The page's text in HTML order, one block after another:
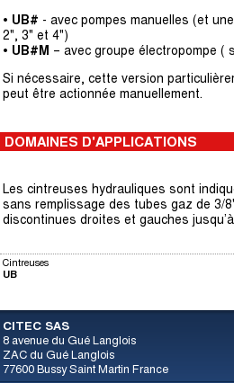
• UB# - avec pompes manuelles (et
2", 3" et 4")
• UB#M – avec groupe électropompe (
Si nécessaire, cette version
peut être actionnée manuellement.
DOMAINES D'APPLICATIONS
Les cintreuses hydrauliques sont
sans remplissage des tubes gaz de 3/
discontinues droites et gauches
Cintreuses
UB
CITEC SAS
8 avenue du Gué Langlois
ZAC du Gué Langlois
77600 Bussy Saint Martin France